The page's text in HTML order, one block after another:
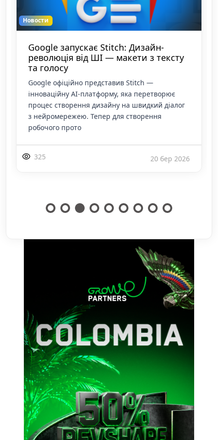
Новости
Google запускає Stitch: Дизайн-
революція від ШІ — макети з тексту
та голосу
Google офіційно представив Stitch —
інноваційну AI-платформу, яка перетворює
процес створення дизайну на швидкий діалог
з нейромережею. Тепер для створення
робочого прото
325 20 бер 2026